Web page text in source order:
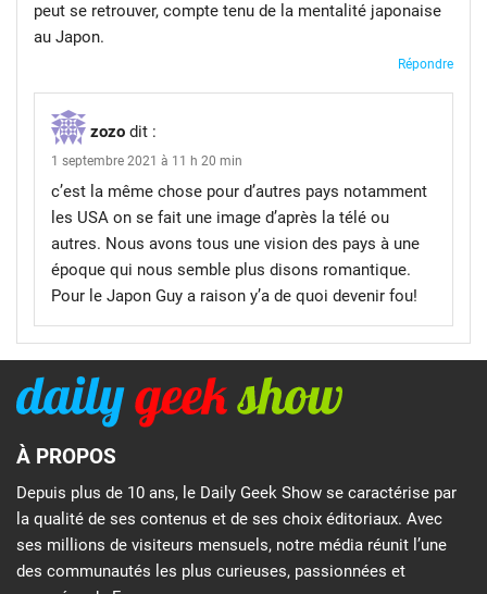
peut se retrouver, compte tenu de la mentalité japonaise
au Japon.
Répondre
zozo dit :
1 septembre 2021 à 11 h 20 min
c’est la même chose pour d’autres pays notamment
les USA on se fait une image d’après la télé ou
autres. Nous avons tous une vision des pays à une
époque qui nous semble plus disons romantique.
Pour le Japon Guy a raison y’a de quoi devenir fou!
À PROPOS
Depuis plus de 10 ans, le Daily Geek Show se caractérise par
la qualité de ses contenus et de ses choix éditoriaux. Avec
ses millions de visiteurs mensuels, notre média réunit l’une
des communautés les plus curieuses, passionnées et